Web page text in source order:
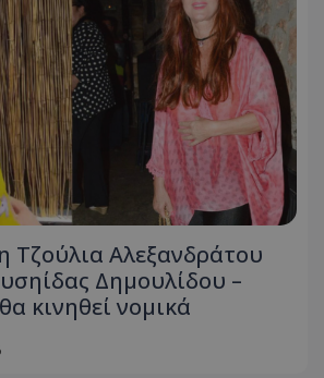
Τζούλια Αλεξανδράτου
Δημουλίδου –
κινηθεί νομικά